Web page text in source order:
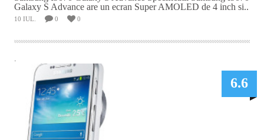
Galaxy S Advance are un ecran Super AMOLED de 4 inch si..
10 IUL. 0 0
6.6